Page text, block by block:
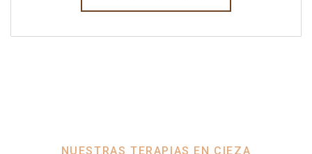
NUESTRAS TERAPIAS EN CIEZA